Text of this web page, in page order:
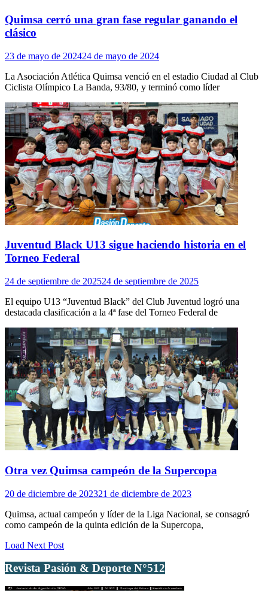
Quimsa cerró una gran fase regular ganando el
clásico
23 de mayo de 202424 de mayo de 2024
La Asociación Atlética Quimsa venció en el estadio Ciudad al Club
Ciclista Olímpico La Banda, 93/80, y terminó como líder
Juventud Black U13 sigue haciendo historia en el
Torneo Federal
24 de septiembre de 202524 de septiembre de 2025
El equipo U13 “Juventud Black” del Club Juventud logró una
destacada clasificación a la 4ª fase del Torneo Federal de
Otra vez Quimsa campeón de la Supercopa
20 de diciembre de 202321 de diciembre de 2023
Quimsa, actual campeón y líder de la Liga Nacional, se consagró
como campeón de la quinta edición de la Supercopa,
Load Next Post
Revista Pasión & Deporte N°512